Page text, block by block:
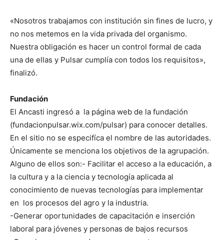
«Nosotros trabajamos con institución sin fines de lucro, y
no nos metemos en la vida privada del organismo.
Nuestra obligación es hacer un control formal de cada
una de ellas y Pulsar cumplía con todos los requisitos»,
finalizó.
Fundación
El Ancasti ingresó a la página web de la fundación
(fundacionpulsar.wix.com/pulsar) para conocer detalles.
En el sitio no se especifíca el nombre de las autoridades.
Únicamente se menciona los objetivos de la agrupación.
Alguno de ellos son:- Facilitar el acceso a la educación, a
la cultura y a la ciencia y tecnología aplicada al
conocimiento de nuevas tecnologías para implementar
en los procesos del agro y la industria.
-Generar oportunidades de capacitación e inserción
laboral para jóvenes y personas de bajos recursos